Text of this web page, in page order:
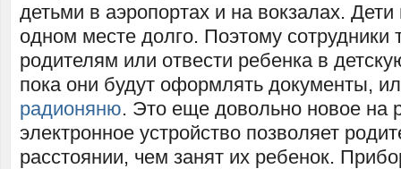
детьми в аэропортах и на вокзалах. Дети
одном месте долго. Поэтому сотрудники
родителям или отвести ребенка в
пока они будут оформлять документы,
радионяню. Это еще довольно новое на
электронное устройство позволяет
расстоянии, чем занят их ребенок.